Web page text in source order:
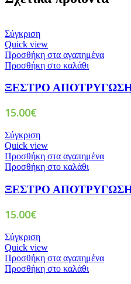
Σύγκριση
Quick view
Προσθήκη στα αγαπημένα
Προσθήκη στο καλάθι
ΞΕΣΤΡΟ
15.00€
Σύγκριση
Quick view
Προσθήκη στα αγαπημένα
Προσθήκη στο καλάθι
ΞΕΣΤΡΟ
15.00€
Σύγκριση
Quick view
Προσθήκη στα αγαπημένα
Προσθήκη στο καλάθι